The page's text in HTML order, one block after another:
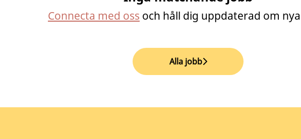
Connecta med oss och håll dig uppdaterad om
Alla jobb